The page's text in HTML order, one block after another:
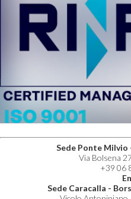
Sede Ponte Milvio
Via Bolsena
+39 06
Sede Caracalla -